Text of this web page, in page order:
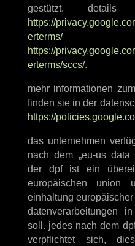
gestützt.
https://
erterms/
https://
erterms/sccs/.
mehr informationen
finden sie in der
https://
das unternehmen
nach dem „eu-us data
der dpf ist ein
europäischen
einhaltung
datenverarbeitungen
soll. jedes nach dem
verpflichtet sich,